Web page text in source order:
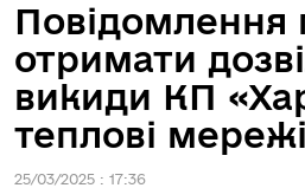
Повідомлення
отримати
викиди КП
теплові
25/03/2025 : 17:36